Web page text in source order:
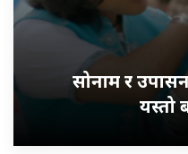
सोनाम र
यस्तो